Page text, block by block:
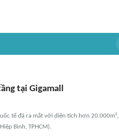
tại Gigamall
tế đã ra mắt với diện tích hơn 20.000m²,
Bình, TPHCM).